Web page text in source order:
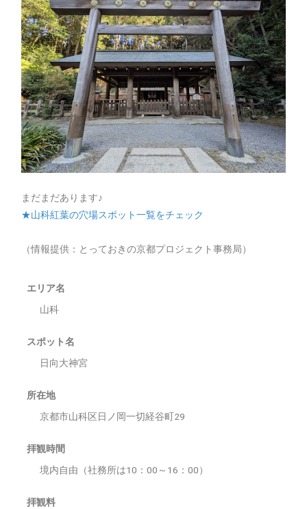
まだまだあります♪
★山科紅葉の穴場スポット一覧をチェック
（情報提供：とっておきの京都プロジェクト事務局）
エリア名
山科
スポット名
日向大神宮
所在地
京都市山科区日ノ岡一切経谷町29
拝観時間
境内自由（社務所は10：00～16：00）
拝観料